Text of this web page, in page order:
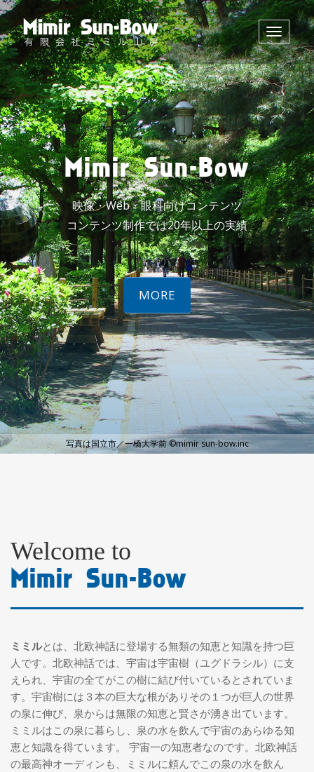
Toggle
Mimir Sun-Bow
映像・Web・眼科向けコンテンツ
コンテンツ制作では20年以上の実績
MORE
©mimir sun-bow.inc
Welcome to
Mimir Sun-Bow
ミミルとは、北欧神話に登場する無類の知恵と知識を持つ巨
人です。北欧神話では、宇宙は宇宙樹（ユグドラシル）に支
えられ、宇宙の全てがこの樹に結び付いているとされていま
す。宇宙樹には３本の巨大な根がありその１つが巨人の世界
の泉に伸び、泉からは無限の知恵と賢さが湧き出ています。
ミミルはこの泉に暮らし、泉の水を飲んで宇宙のあらゆる知
恵と知識を得ています。 宇宙一の知恵者なのです。北欧神話
の最高神オーディンも、ミミルに頼んでこの泉の水を飲ん